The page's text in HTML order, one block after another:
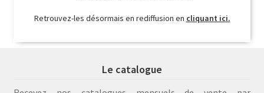
Retrouvez-les désormais en rediffusion en cliquant ici.
Le catalogue